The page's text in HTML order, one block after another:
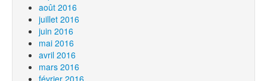
août 2016
juillet 2016
juin 2016
mai 2016
avril 2016
mars 2016